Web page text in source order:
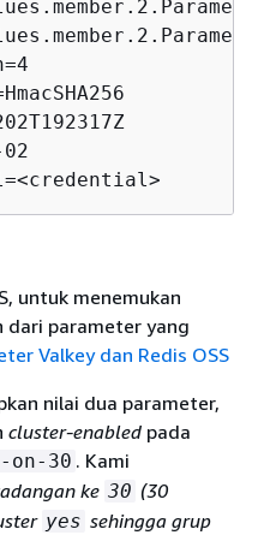
untuk menemukan
dari parameter yang
Valkey dan Redis OSS
nilai dua parameter,
cluster-enabled pada
on-30 . Kami
ke 30 (30
yes sehingga grup